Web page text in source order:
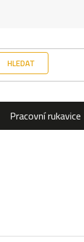
HLEDAT
Pracovní rukavice